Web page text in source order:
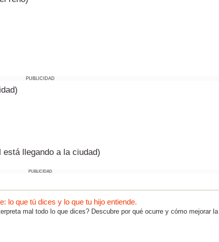
PUBLICIDAD
está llegando a la ciudad)
PUBLICIDAD
lo que tú dices y lo que tu hijo entiende.
mal todo lo que dices? Descubre por qué ocurre y cómo mejorar la